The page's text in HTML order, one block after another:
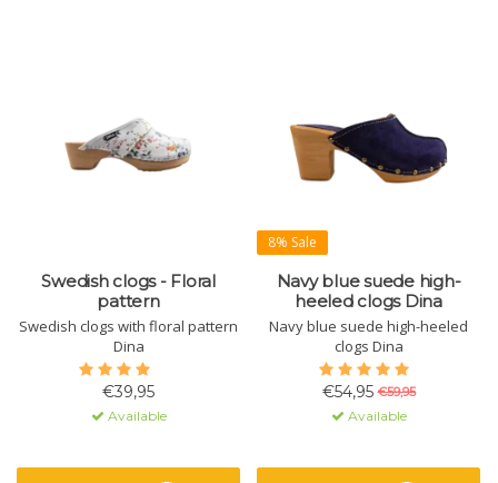
Swedish clogs - Floral
pattern
Swedish clogs with floral pattern
Dina
€39,95
Available
8% Sale
Navy blue suede high-
heeled clogs Dina
Navy blue suede high-heeled
clogs Dina
€54,95 €59,95
Available